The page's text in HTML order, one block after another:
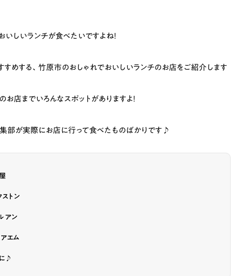
いしいランチが食べたいですよね！
めする、竹原市のおしゃれでおいしいランチのお店をご紹介します
店までいろんなスポットがありますよ！
集部が実際にお店に行って食べたものばかりです♪
ストン
アン
アエム
♪